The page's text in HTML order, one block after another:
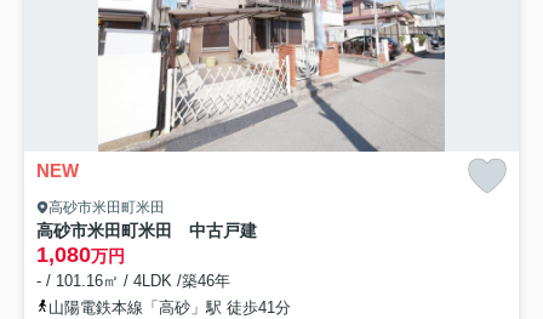
NEW
高砂市米田町米田
高砂市米田町米田 中古戸建
1,080万円
- / 101.16㎡ / 4LDK /築46年
山陽電鉄本線「高砂」駅 徒歩41分